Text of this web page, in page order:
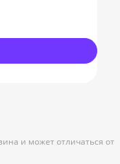
и может отличаться от